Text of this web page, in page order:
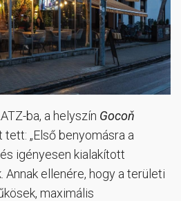
ba, a helyszín Gocoň
„Első benyomásra a
igényesen kialakított
ellenére, hogy a területi
maximális